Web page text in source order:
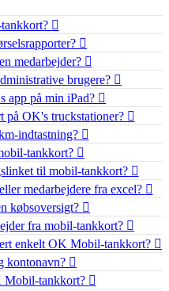
medarbejder?
brugere?
app på min iPad?
på OK's truckstationer?
indtastning?
tankkort?
til mobil-tankkort?
medarbejdere fra excel?
købsoversigt?
fra mobil-tankkort?
enkelt OK Mobil-tankkort?
kontonavn?
Mobil-tankkort?